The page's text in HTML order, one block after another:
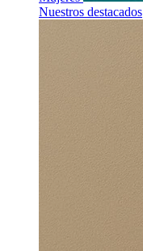
Nuestros destacados